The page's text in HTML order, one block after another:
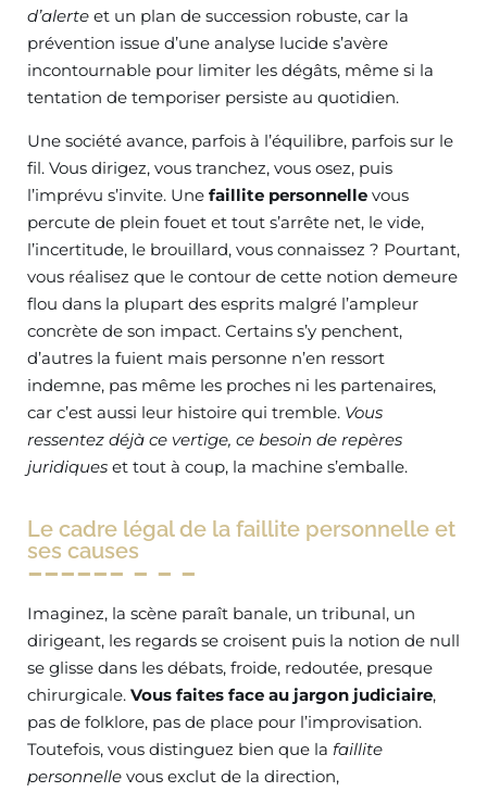
d’alerte et un plan de succession robuste, car la
prévention issue d’une analyse lucide s’avère
incontournable pour limiter les dégâts, même si la
tentation de temporiser persiste au quotidien.
Une société avance, parfois à l’équilibre, parfois sur le
fil. Vous dirigez, vous tranchez, vous osez, puis
l’imprévu s’invite. Une faillite personnelle vous
percute de plein fouet et tout s’arrête net, le vide,
l’incertitude, le brouillard, vous connaissez ? Pourtant,
vous réalisez que le contour de cette notion demeure
flou dans la plupart des esprits malgré l’ampleur
concrète de son impact. Certains s’y penchent,
d’autres la fuient mais personne n’en ressort
indemne, pas même les proches ni les partenaires,
car c’est aussi leur histoire qui tremble. Vous
ressentez déjà ce vertige, ce besoin de repères
juridiques et tout à coup, la machine s’emballe.
Le cadre légal de la faillite personnelle et
ses causes
Imaginez, la scène paraît banale, un tribunal, un
dirigeant, les regards se croisent puis la notion de null
se glisse dans les débats, froide, redoutée, presque
chirurgicale. Vous faites face au jargon judiciaire,
pas de folklore, pas de place pour l’improvisation.
Toutefois, vous distinguez bien que la faillite
personnelle vous exclut de la direction,